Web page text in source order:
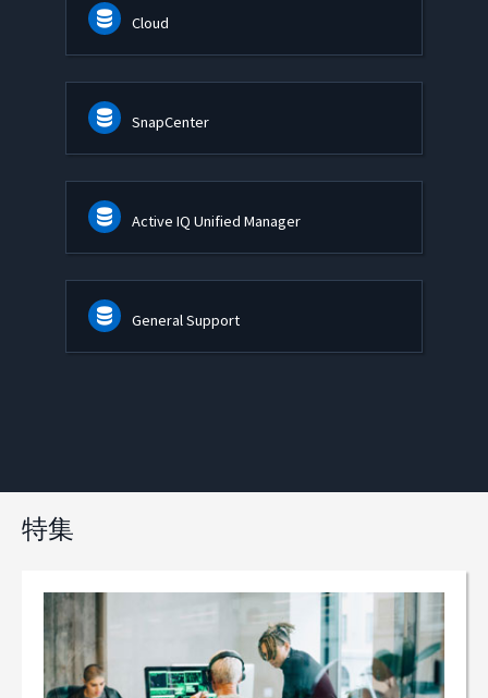
Cloud
SnapCenter
Active IQ Unified Manager
General Support
特集